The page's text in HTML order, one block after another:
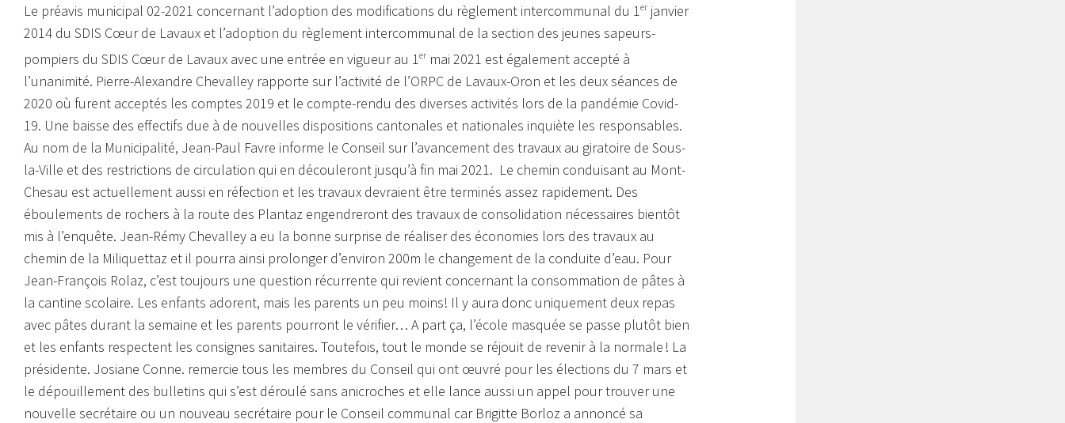
Le préavis municipal 02-2021 concernant l’adoption des modifications du règlement intercommunal du 1er janvier
2014 du SDIS Cœur de Lavaux et l’adoption du règlement intercommunal de la section des jeunes sapeurs-
pompiers du SDIS Cœur de Lavaux avec une entrée en vigueur au 1er mai 2021 est également accepté à
l’unanimité. Pierre-Alexandre Chevalley rapporte sur l’activité de l’ORPC de Lavaux-Oron et les deux séances de
2020 où furent acceptés les comptes 2019 et le compte-rendu des diverses activités lors de la pandémie Covid-
19. Une baisse des effectifs due à de nouvelles dispositions cantonales et nationales inquiète les responsables.
Au nom de la Municipalité, Jean-Paul Favre informe le Conseil sur l’avancement des travaux au giratoire de Sous-
la-Ville et des restrictions de circulation qui en découleront jusqu’à fin mai 2021. Le chemin conduisant au Mont-
Chesau est actuellement aussi en réfection et les travaux devraient être terminés assez rapidement. Des
éboulements de rochers à la route des Plantaz engendreront des travaux de consolidation nécessaires bientôt
mis à l’enquête. Jean-Rémy Chevalley a eu la bonne surprise de réaliser des économies lors des travaux au
chemin de la Miliquettaz et il pourra ainsi prolonger d’environ 200m le changement de la conduite d’eau. Pour
Jean-François Rolaz, c’est toujours une question récurrente qui revient concernant la consommation de pâtes à
la cantine scolaire. Les enfants adorent, mais les parents un peu moins! Il y aura donc uniquement deux repas
avec pâtes durant la semaine et les parents pourront le vérifier… A part ça, l’école masquée se passe plutôt bien
et les enfants respectent les consignes sanitaires. Toutefois, tout le monde se réjouit de revenir à la normale ! La
présidente. Josiane Conne. remercie tous les membres du Conseil qui ont œuvré pour les élections du 7 mars et
le dépouillement des bulletins qui s’est déroulé sans anicroches et elle lance aussi un appel pour trouver une
nouvelle secrétaire ou un nouveau secrétaire pour le Conseil communal car Brigitte Borloz a annoncé sa